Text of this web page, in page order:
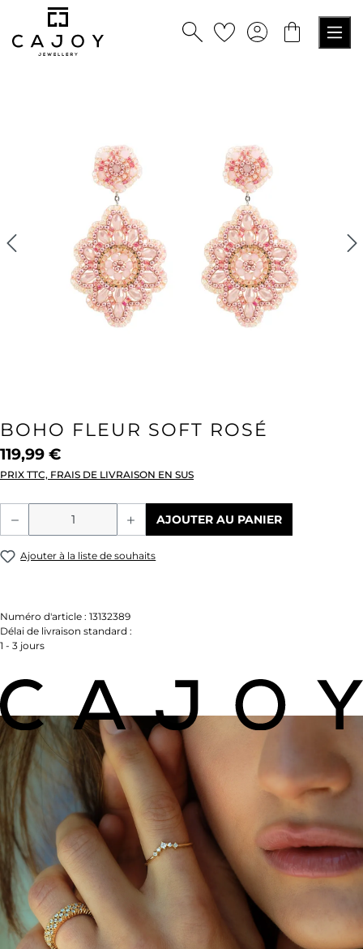
principal
BOHO FLEUR SOFT ROSÉ
119,99 €
PRIX TTC, FRAIS DE LIVRAISON EN SUS
Quantité de produit : Entrez la
AJOUTER AU PANIER
Ajouter à la liste de souhaits
Numéro d'article : 13132389
Délai de livraison standard :
1 - 3 jours